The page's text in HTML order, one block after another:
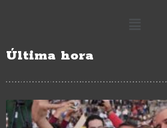
Última hora